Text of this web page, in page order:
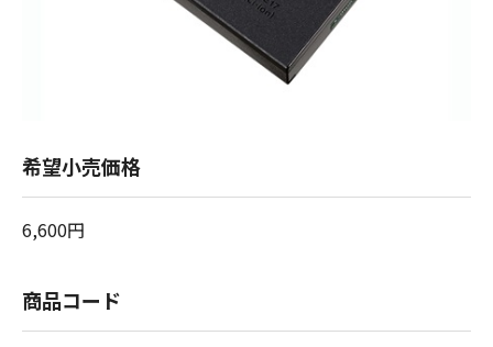
希望小売価格
6,600円
商品コード